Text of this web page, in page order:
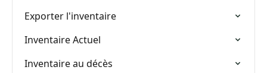
Exporter l'inventaire
Inventaire Actuel
Inventaire au décès